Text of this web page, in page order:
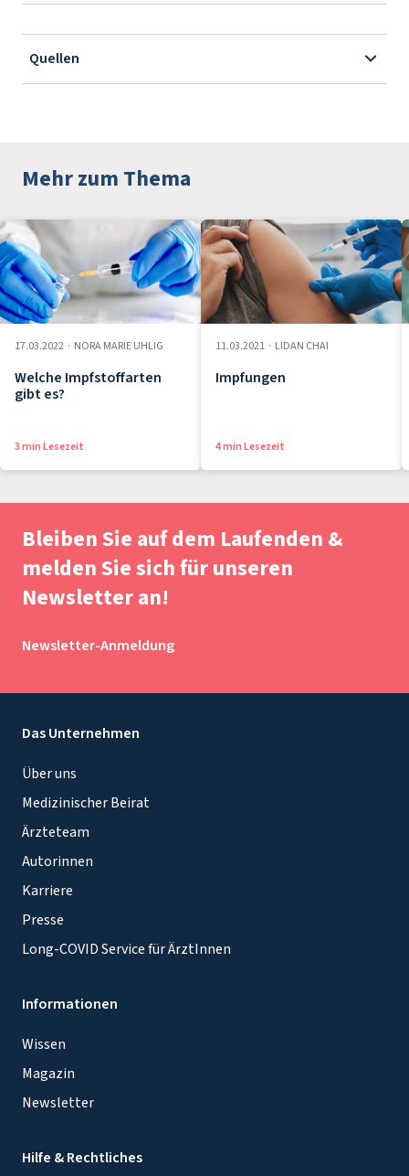
Quellen
Mehr zum Thema
17.03.2022 · NORA MARIE UHLIG
Welche Impfstoffarten
gibt es?
3 min Lesezeit
11.03.2021 · LIDAN CHAI
Impfungen
4 min Lesezeit
Bleiben Sie auf dem Laufenden &
melden Sie sich für unseren
Newsletter an!
Newsletter-Anmeldung
Das Unternehmen
Über uns
Medizinischer Beirat
Ärzteteam
Autorinnen
Karriere
Presse
Long-COVID Service für ÄrztInnen
Informationen
Wissen
Magazin
Newsletter
Hilfe & Rechtliches